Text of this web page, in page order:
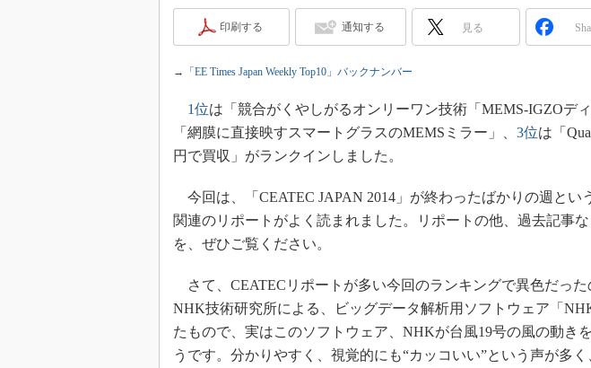
エレクトロニクス
Japan）
踊るバズワード ～Behind the
この10年で起こったこと、次の10年
で起こること
製品分解で探るアジアの新トレンド
光伝送技術を知る
“異端児エンジニア”が仕掛けた社内
イノベーションは日本を救うのか
JASA発IoT通信
「英語に愛されないエンジニア」の
ための新行動論
印刷する 通知する 見る
→ 「EE Times Japan Weekly Top10」バックナンバー
1位は「競合がくやしがるオンリーワン技術「MEMS-IGZOディ
「網膜に直接映すスマートグラスのMEMSミラー」、 3位は「
円で買収」がランクインしました。
今回は、「CEATEC JAPAN 2014」が終わったばかりの週とい
関連のリポートがよく読まれました。リポートの他、過去記事
を、ぜひご覧ください。
さて、CEATECリポートが多い今回のランキングで異色だった
NHK技術研究所による、ビッグデータ解析用ソフトウェア「
たもので、実はこのソフトウェア、NHKが台風19号の風の動き
うです。分かりやすく、視覚的にも“カッコいい”という声が多